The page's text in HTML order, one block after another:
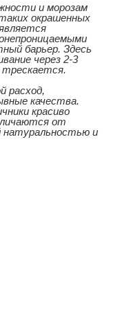
и морозам
окрашенных
барьер. Здесь
через 2-3
трескается.
расход,
качества.
красиво
от
натуральностью и